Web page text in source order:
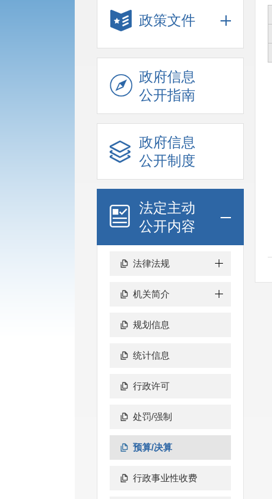
政策文件
政府信息
公开指南
政府信息
公开制度
法定主动
公开内容
法律法规
机关简介
规划信息
统计信息
行政许可
处罚/强制
预算/决算
行政事业性收费